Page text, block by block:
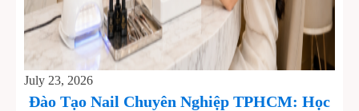
July 23, 2026
Đào Tạo Nail Chuyên Nghiệp TPHCM: Học